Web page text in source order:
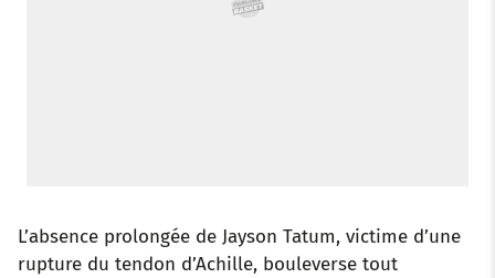
L’absence prolongée de Jayson Tatum, victime d’une
rupture du tendon d’Achille, bouleverse tout